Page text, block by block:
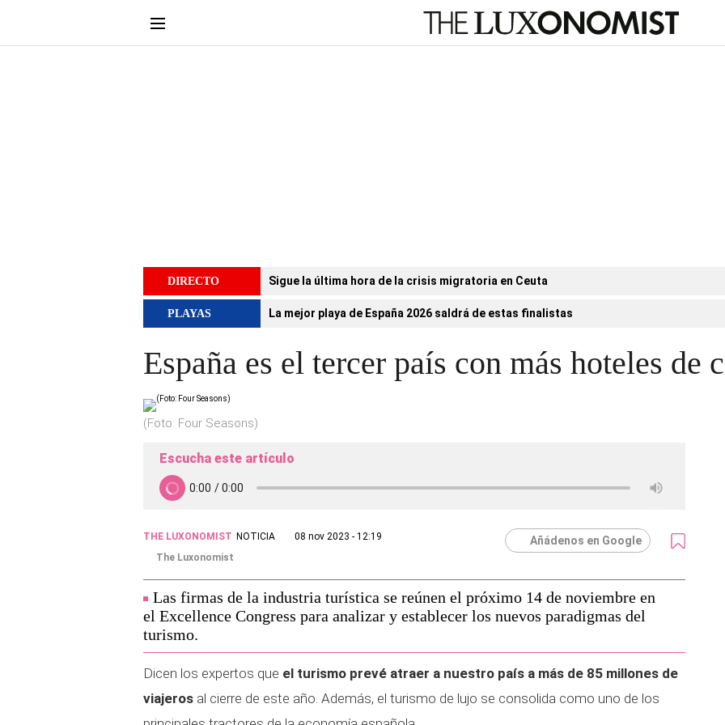
DIRECTO Sigue la última hora de la crisis migratoria en Ceuta
PLAYAS La mejor playa de España 2026 saldrá de estas finalistas
España es el tercer país con más hoteles de
(Foto: Four Seasons)
Escucha este artículo
THE LUXONOMIST NOTICIA
08 nov 2023 - 12:19
The Luxonomist
Añádenos en Google
Las firmas de la industria turística se reúnen el próximo 14 de noviembre en
el Excellence Congress para analizar y establecer los nuevos paradigmas del
turismo.
Dicen los expertos que el turismo prevé atraer a nuestro país a más de 85 millones de
viajeros al cierre de este año. Además, el turismo de lujo se consolida como uno de los